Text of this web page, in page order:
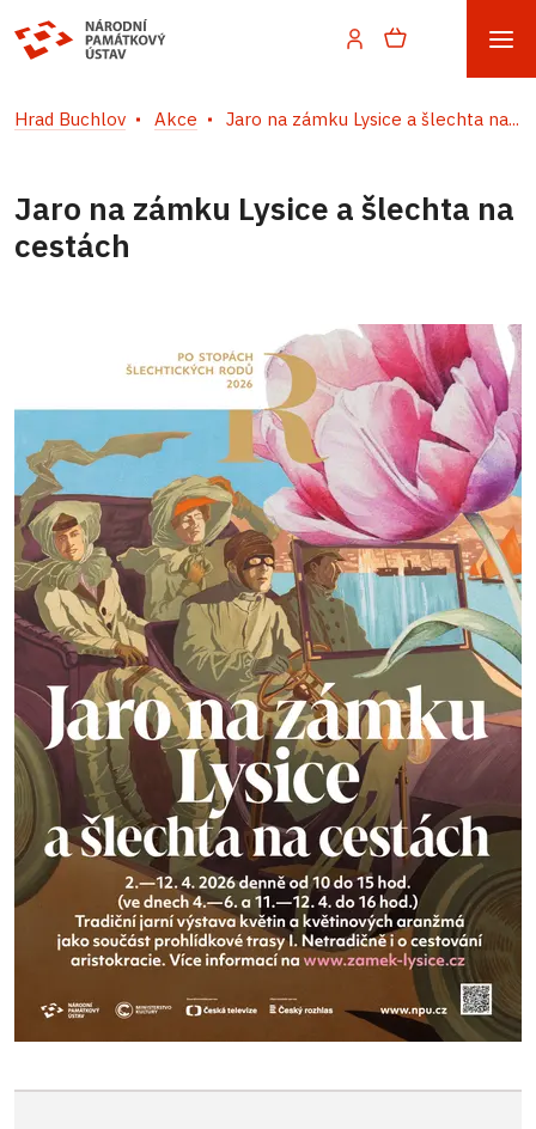
Hrad Buchlov Akce Jaro na zámku Lysice a šlechta na...
Jaro na zámku Lysice a šlechta na
cestách